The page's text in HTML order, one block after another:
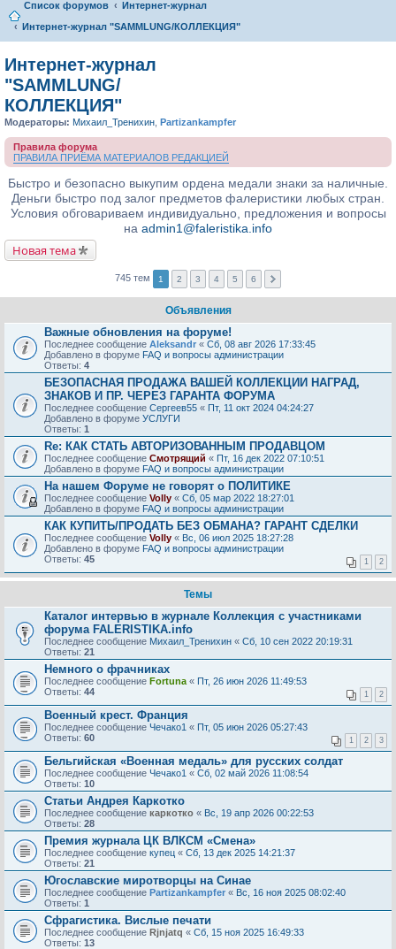
Список форумов
Интернет-журнал
Интернет-журнал "SAMMLUNG/КОЛЛЕКЦИЯ"
Интернет-журнал
"SAMMLUNG/
КОЛЛЕКЦИЯ"
Модераторы: Михаил_Тренихин Partizankampfer
Правила форума
ПРАВИЛА ПРИЁМА МАТЕРИАЛОВ РЕДАКЦИЕЙ
Быстро и безопасно выкупим ордена медали знаки за наличные.
Деньги быстро под залог предметов фалеристики любых стран.
Условия обговариваем индивидуально, предложения и вопросы
на admin1@faleristika.info
Новая тема
745 тем 1 2 3 4 5 6
Объявления
Важные обновления на форуме!
Последнее сообщение Aleksandr « Сб, 08 авг 2026 17:33:45
Добавлено в форуме FAQ и вопросы администрации
Ответы: 4
БЕЗОПАСНАЯ ПРОДАЖА ВАШЕЙ КОЛЛЕКЦИИ НАГРАД,
ЗНАКОВ И ПР. ЧЕРЕЗ ГАРАНТА ФОРУМА
Последнее сообщение Сергеев55 « Пт, 11 окт 2024 04:24:27
Добавлено в форуме УСЛУГИ
Ответы: 1
Re: КАК СТАТЬ АВТОРИЗОВАННЫМ ПРОДАВЦОМ
Последнее сообщение Смотрящий « Пт, 16 дек 2022 07:10:51
Добавлено в форуме FAQ и вопросы администрации
На нашем Форуме не говорят о ПОЛИТИКЕ
Последнее сообщение Volly « Сб, 05 мар 2022 18:27:01
Добавлено в форуме FAQ и вопросы администрации
КАК КУПИТЬ/ПРОДАТЬ БЕЗ ОБМАНА? ГАРАНТ СДЕЛКИ
Последнее сообщение Volly « Вс, 06 июл 2025 18:27:28
Добавлено в форуме FAQ и вопросы администрации
Ответы: 45 1 2
Темы
Каталог интервью в журнале Коллекция с участниками
форума FALERISTIKA.info
Последнее сообщение Михаил_Тренихин « Сб, 10 сен 2022 20:19:31
Ответы: 21
Немного о фрачниках
Последнее сообщение Fortuna « Пт, 26 июн 2026 11:49:53
Ответы: 44 1 2
Военный крест. Франция
Последнее сообщение Чечако1 « Пт, 05 июн 2026 05:27:43
Ответы: 60 1 2 3
Бельгийская «Военная медаль» для русских солдат
Последнее сообщение Чечако1 « Сб, 02 май 2026 11:08:54
Ответы: 10
Статьи Андрея Каркотко
Последнее сообщение каркотко « Вс, 19 апр 2026 00:22:53
Ответы: 28
Премия журнала ЦК ВЛКСМ «Смена»
Последнее сообщение купец « Сб, 13 дек 2025 14:21:37
Ответы: 21
Югославские миротворцы на Синае
Последнее сообщение Partizankampfer « Вс, 16 ноя 2025 08:02:40
Ответы: 1
Сфрагистика. Вислые печати
Последнее сообщение Rjnjatq « Сб, 15 ноя 2025 16:49:33
Ответы: 13